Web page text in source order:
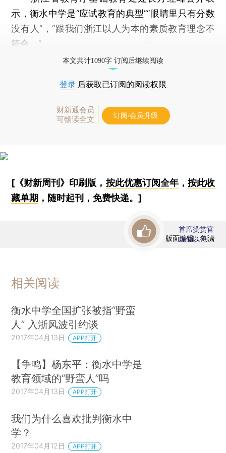
示，衡水中学是“应试教育的典型”“眼睛里只有分数
没有人”，“跟我们浙江以人为本的素质教育理念不
符合。”
本文共计1090字 订阅后继续阅读
登录 后获取已订阅的阅读权限
财新通会员
可畅读全文
订阅/会员升级
[《财新周刊》印刷版， 按此优惠订阅全年， 按此收
藏单期 ，随时起刊，免费快递。]
版面编辑：刘潇
首席赞赏官
虚位以待
相关阅读
衡水中学全国扩张被指“野蛮
人” 入浙风波引约谈
2017年04月13日 APP打开
【争鸣】杨东平：衡水中学是
教育领域的“野蛮人”吗
2017年04月13日 APP打开
我们为什么喜欢批判衡水中
学？
2017年04月12日 APP打开